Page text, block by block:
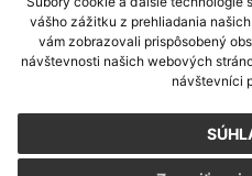
vášho zážitku z prehliadania
vám zobrazovali prispôsobený
návštevnosti našich webových
návštevníci
využite možnosť získavania
CMS systém (redakčný) systém
webex.digital, s.r.o.
Posledná